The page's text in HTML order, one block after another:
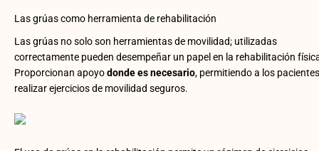
Las grúas como herramienta de rehabilitación
Las grúas no solo son herramientas de movilidad; utilizadas
correctamente pueden desempeñar un papel en la rehabilitación
Proporcionan apoyodonde es necesario, permitiendo a los pacientes
realizar ejercicios de movilidad seguros.